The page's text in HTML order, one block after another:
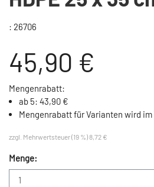
: 26706
45,90 €
Mengenrabatt:
ab 5: 43,90 €
Mengenrabatt für Varianten wird
zzgl. Mehrwertsteuer (19 %) 8,72 €
Menge: